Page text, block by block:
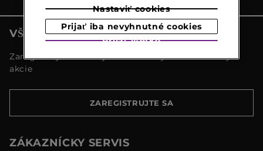
VŠETKY NOVINKY MARIONNAUD
Zaregistrujte sa a objavte naše najnovšie novinky a
akcie
ZAREGISTRUJTE SA
ZÁKAZNÍCKY SERVIS
Nastaviť cookies
Prijať iba nevyhnutné cookies
Prijať všetko